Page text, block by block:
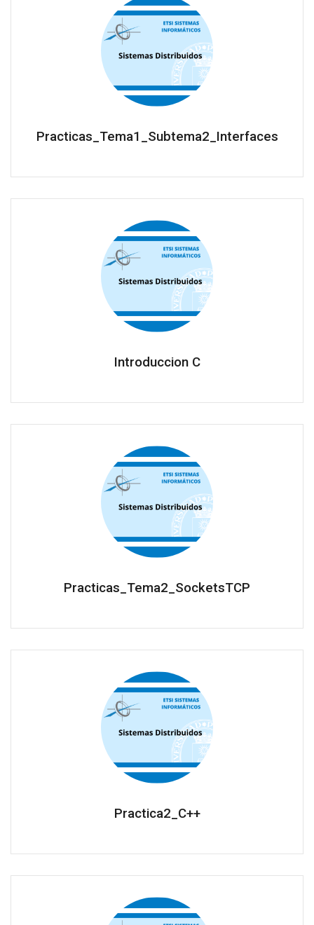
Practicas_Tema1_Subtema2_Interfaces
Introduccion C
Practicas_Tema2_SocketsTCP
Practica2_C++